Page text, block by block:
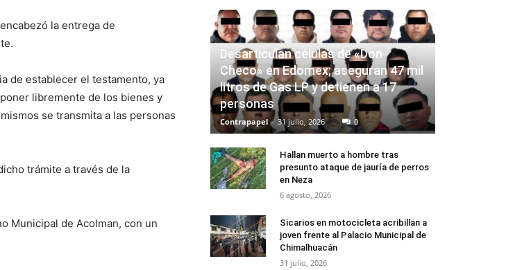
la entrega de
de establecer el testamento, ya
libremente de los bienes y
se transmita a las personas
trámite a través de la
Municipal de Acolman, con un
Desarticulan células de «Don
Checo» en Edomex; aseguran 47 mil
litros de Gas LP y detienen a 17
personas
Contrapapel - 31 julio, 2026 0
Hallan muerto a hombre tras
presunto ataque de jauría de perros
en Neza
6 agosto, 2026
Sicarios en motocicleta acribillan a
joven frente al Palacio Municipal de
Chimalhuacán
31 julio, 2026